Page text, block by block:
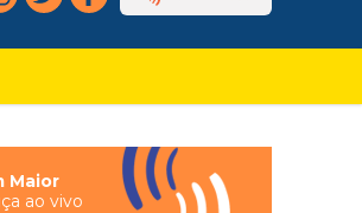
Maior
ao vivo